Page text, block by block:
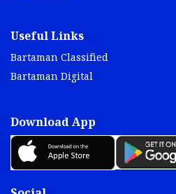
Useful Links
Bartaman Classified
Bartaman Digital
Download App